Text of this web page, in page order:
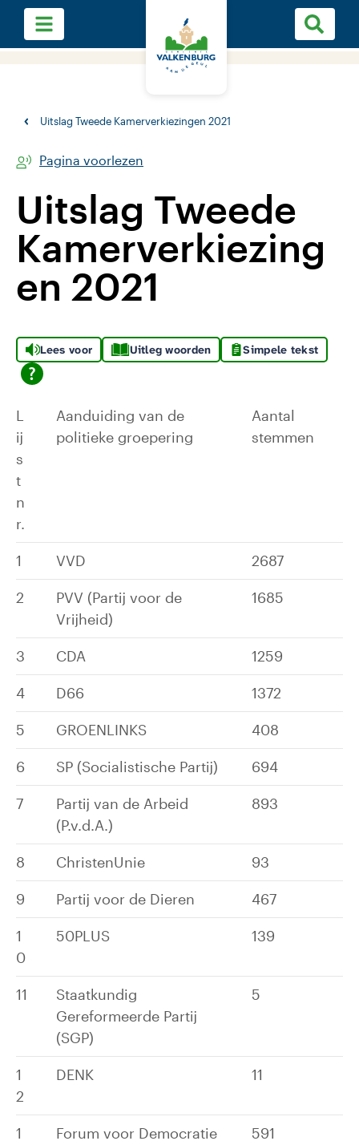
Uitslag Tweede Kamerverkiezingen 2021
Pagina voorlezen
Uitslag Tweede
Kamerverkiezing
en 2021
Lees voor Uitleg woorden Simpele tekst
L
ij
s
t
n
r.
Aanduiding van de
politieke groepering
Aantal
stemmen
1 VVD 2687
2
PVV (Partij voor de
Vrijheid)
1685
3 CDA 1259
4 D66 1372
5 GROENLINKS 408
6 SP (Socialistische Partij) 694
7
Partij van de Arbeid
(P.v.d.A.)
893
8 ChristenUnie 93
9 Partij voor de Dieren 467
1
0
50PLUS 139
11
Staatkundig
Gereformeerde Partij
(SGP)
5
1
2
DENK 11
1
Forum voor Democratie 591